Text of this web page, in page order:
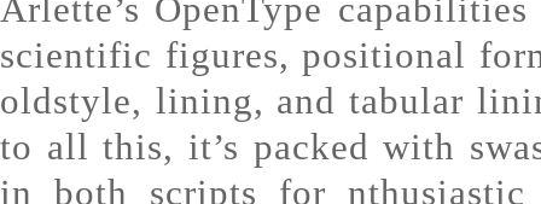
Arlette’s OpenType
scientific figures, positional
oldstyle, lining, and tabular
to all this, it’s packed with
in both scripts for nthusiastic